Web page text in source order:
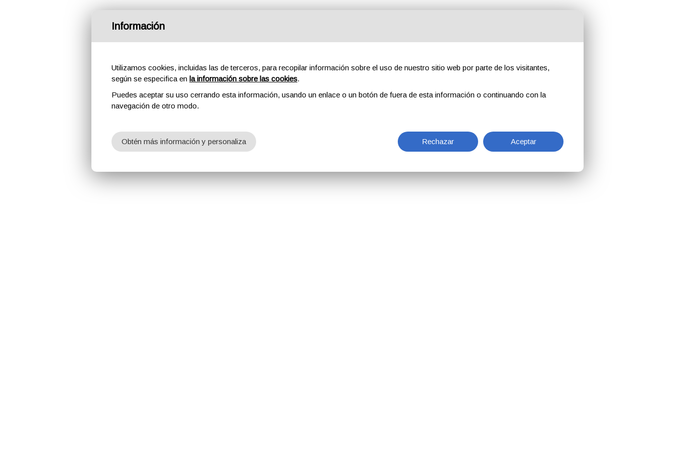
Información
Utilizamos cookies, incluidas las de terceros, para recopilar información sobre el uso de nuestro sitio web por parte de los visitantes,
según se especifica en la información sobre las cookies.
Puedes aceptar su uso cerrando esta información, usando un enlace o un botón de fuera de esta información o continuando con la
navegación de otro modo.
Rechazar Aceptar
Obtén más información y personaliza